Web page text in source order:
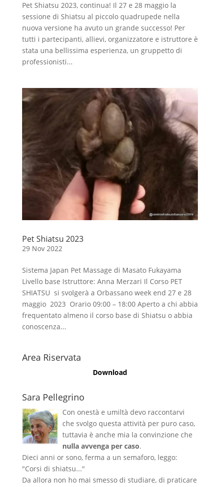
Pet Shiatsu 2023, continua! Il 27 e 28 maggio la
sessione di Shiatsu al piccolo quadrupede nella
nuova versione ha avuto un grande successo! Per
tutti i partecipanti, allievi, organizzatore e istruttore è
stata una bellissima esperienza, un gruppetto di
professionisti...
Pet Shiatsu 2023
29 Nov 2022
Sistema Japan Pet Massage di Masato Fukayama
Livello base Istruttore: Anna Merzari Il Corso PET
SHIATSU si svolgerà a Orbassano week end 27 e 28
maggio 2023 Orario 09:00 – 18:00 Aperto a chi abbia
frequentato almeno il corso base di Shiatsu o abbia
conoscenza...
Area Riservata
Download
Sara Pellegrino
Con onestà e umiltà devo raccontarvi
che svolgo questa attività per puro caso,
tuttavia è anche mia la convinzione che
nulla avvenga per caso.
Dieci anni or sono, ferma a un semaforo, leggo:
"Corsi di shiatsu..."
Da allora non ho mai smesso di studiare, di praticare